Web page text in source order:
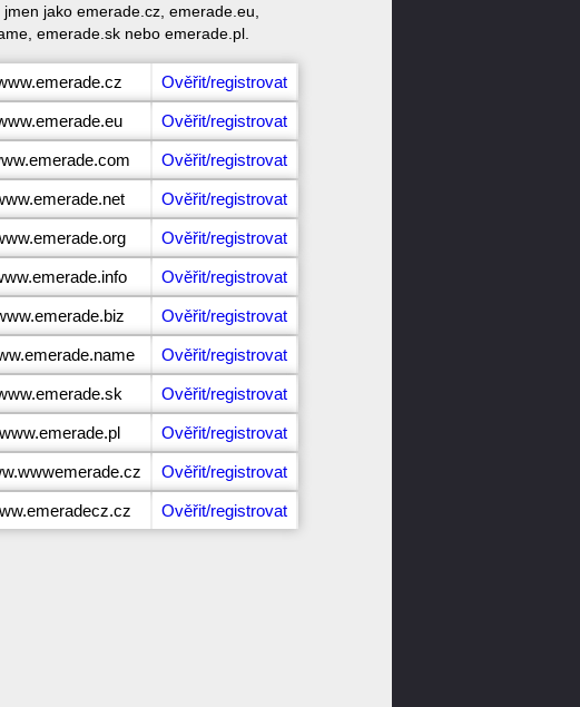
jako emerade.cz, emerade.eu,
emerade.sk nebo emerade.pl.
Ověřit/registrovat
Ověřit/registrovat
Ověřit/registrovat
Ověřit/registrovat
Ověřit/registrovat
Ověřit/registrovat
Ověřit/registrovat
Ověřit/registrovat
Ověřit/registrovat
Ověřit/registrovat
Ověřit/registrovat
Ověřit/registrovat